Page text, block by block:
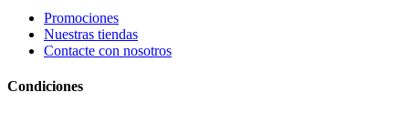
Promociones
Nuestras tiendas
Contacte con nosotros
Condiciones